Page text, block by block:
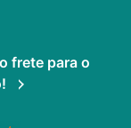
frete para o